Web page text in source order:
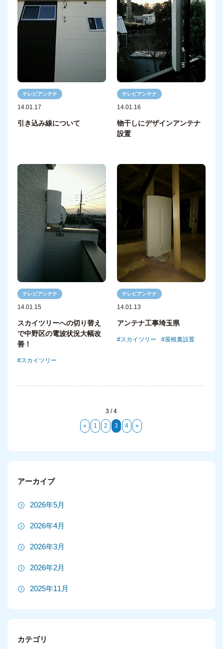
テレビアンテナ
14.01.17
引き込み線について
テレビアンテナ
14.01.16
物干しにデザインアンテナ
設置
テレビアンテナ
14.01.15
スカイツリーへの切り替え
で中野区の電波状況大幅改
善！
スカイツリー
テレビアンテナ
14.01.13
アンテナ工事埼玉県
スカイツリー 屋根裏設置
3 / 4
« 1 2 3 4 »
アーカイブ
2026年5月
2026年4月
2026年3月
2026年2月
2025年11月
カテゴリ